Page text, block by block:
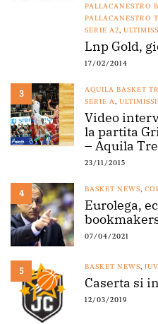
PALLACANESTRO
PALLACANESTRO
SERIE A2,
Lnp Gold,
17/02/2014
3 AQUILA BASKET
SERIE A,
Video
la partita
– Aquila
23/11/2015
4 BASKET NEWS,
Eurolega,
07/04/2021
5 BASKET NEWS,
Caserta si
12/03/2019